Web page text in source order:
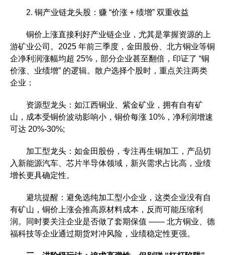
2. 铜产业链龙头股：赚 “价涨 + 绩增” 双重收益
铜价上涨直接利好产业链企业，尤其是掌握资源的上
游矿业公司。2025 年前三季度，金田股份、北方铜业等铜
企净利润涨幅均超 25%，部分企业甚至翻倍，印证了 “铜
价涨、业绩增” 的逻辑。散户选择个股时，重点关注两类
企业：
资源型龙头：如江西铜业、紫金矿业，拥有自有矿
山，成本受铜价波动影响小，铜价每涨 10%，净利润增速
可达 20%-30%;
加工型龙头：如金田股份，专注再生铜加工，产品切
入新能源汽车、芯片半导体领域，新兴需求占比高，业绩
增长更具确定性。
避坑提醒：避免选纯加工型小企业，这类企业没有自
有矿山，铜价上涨会推高原材料成本，反而可能压缩利
润。同时要关注企业是否做了套期保值 —— 北方铜业、德
福科技等企业通过期货对冲风险，业绩稳定性更强。